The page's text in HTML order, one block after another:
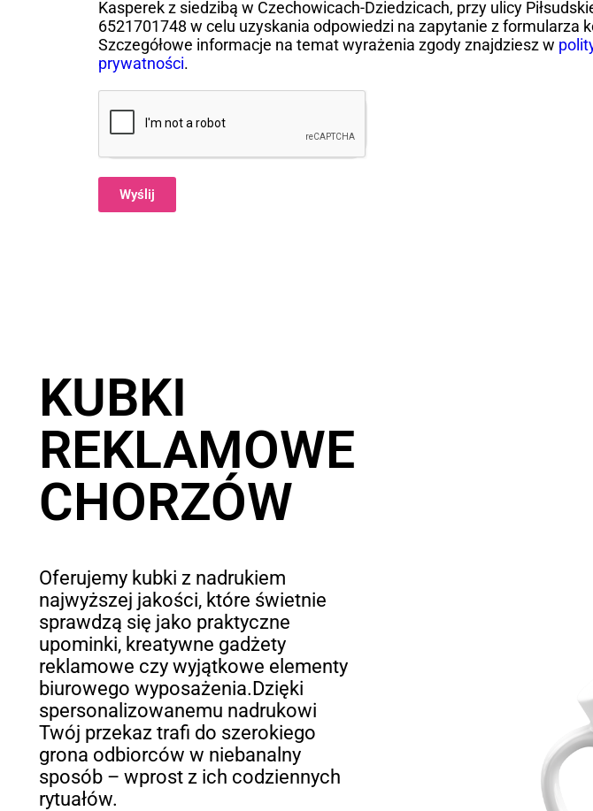
Kasperek z siedzibą w Czechowicach-Dziedzicach, przy ulicy
6521701748 w celu uzyskania odpowiedzi na zapytanie z formularza
Szczegółowe informacje na temat wyrażenia zgody znajdziesz w
prywatności.
Wyślij
KUBKI
REKLAMOWE
CHORZÓW
Oferujemy kubki z nadrukiem
najwyższej jakości, które świetnie
sprawdzą się jako praktyczne
upominki, kreatywne gadżety
reklamowe czy wyjątkowe elementy
biurowego wyposażenia.Dzięki
spersonalizowanemu nadrukowi
Twój przekaz trafi do szerokiego
grona odbiorców w niebanalny
sposób – wprost z ich codziennych
rytuałów.